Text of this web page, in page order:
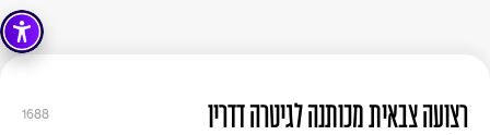
1688
רצועה צבאית מכותנה לגיטרה דדריו